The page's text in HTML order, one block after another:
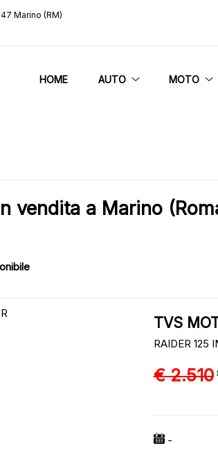
Marino (RM)
HOME AUTO MOTO
vendita a Marino
TVS
RAIDER 125
€ 2.510
-